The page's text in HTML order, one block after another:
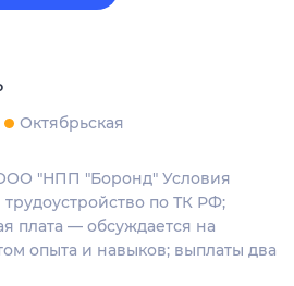
Октябрьская
"НПП "Боронд" Условия
по ТК РФ;
плата — обсуждается на
опыта и навыков; выплаты два